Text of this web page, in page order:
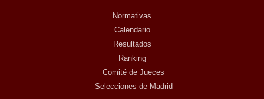
Normativas
Calendario
Resultados
Ranking
Comité de Jueces
Selecciones de Madrid